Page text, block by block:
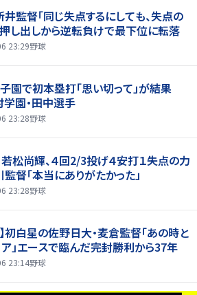
井監督「同じ失点するにしても、失点の
し出しから逆転負けで最下位に転落
23:29野球
園で初本塁打「思い切って」が結果
園・田中選手
23:28野球
若松尚輝、４回2/3投げ４安打１失点の力
督「本当にありがたかった」
23:28野球
初白星の佐野日大・麦倉監督「あの時と
」エースで臨んだ完封勝利から37年
23:14野球